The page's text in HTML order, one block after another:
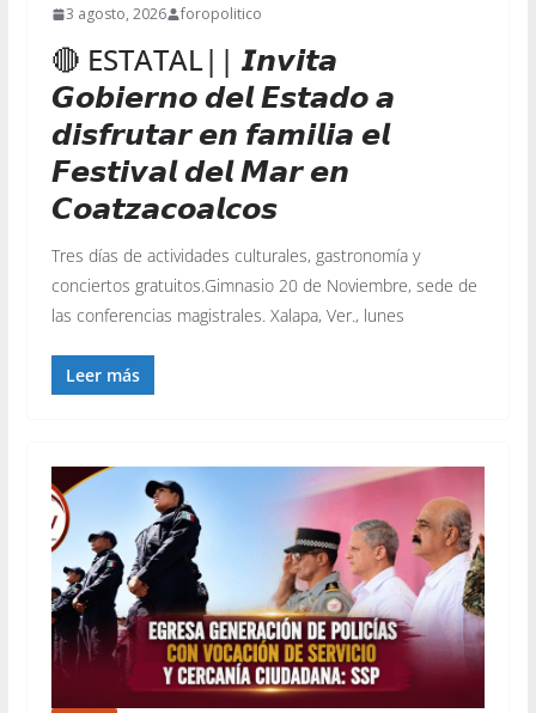
3 agosto, 2026 foropolitico
🔴 ESTATAL|| 𝙄𝙣𝙫𝙞𝙩𝙖
𝙂𝙤𝙗𝙞𝙚𝙧𝙣𝙤 𝙙𝙚𝙡 𝙀𝙨𝙩𝙖𝙙𝙤 𝙖
𝙙𝙞𝙨𝙛𝙧𝙪𝙩𝙖𝙧 𝙚𝙣 𝙛𝙖𝙢𝙞𝙡𝙞𝙖 𝙚𝙡
𝙁𝙚𝙨𝙩𝙞𝙫𝙖𝙡 𝙙𝙚𝙡 𝙈𝙖𝙧 𝙚𝙣
𝘾𝙤𝙖𝙩𝙯𝙖𝙘𝙤𝙖𝙡𝙘𝙤𝙨
Tres días de actividades culturales, gastronomía y
conciertos gratuitos.Gimnasio 20 de Noviembre, sede de
las conferencias magistrales. Xalapa, Ver., lunes
Leer más